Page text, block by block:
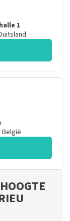
1
België